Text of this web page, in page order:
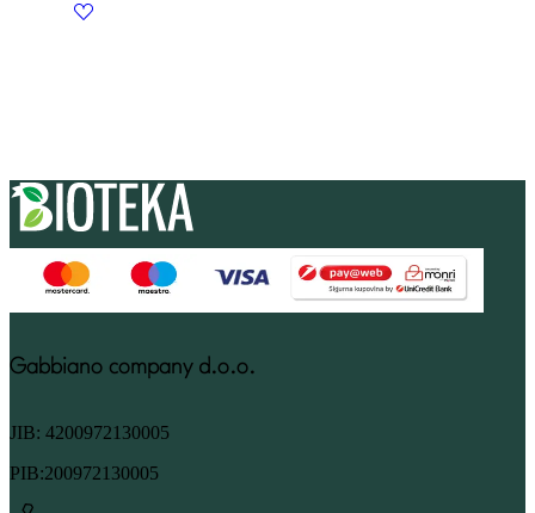
Gabbiano company d.o.o.
JIB: 4200972130005
PIB:200972130005